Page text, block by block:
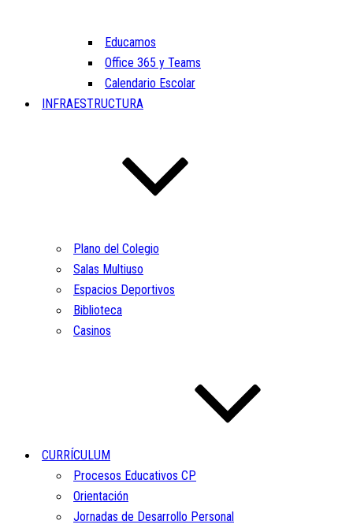
Educamos
Office 365 y Teams
Calendario Escolar
INFRAESTRUCTURA
Plano del Colegio
Salas Multiuso
Espacios Deportivos
Biblioteca
Casinos
CURRÍCULUM
Procesos Educativos CP
Orientación
Jornadas de Desarrollo Personal